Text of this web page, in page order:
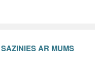
SAZINIES AR MUMS